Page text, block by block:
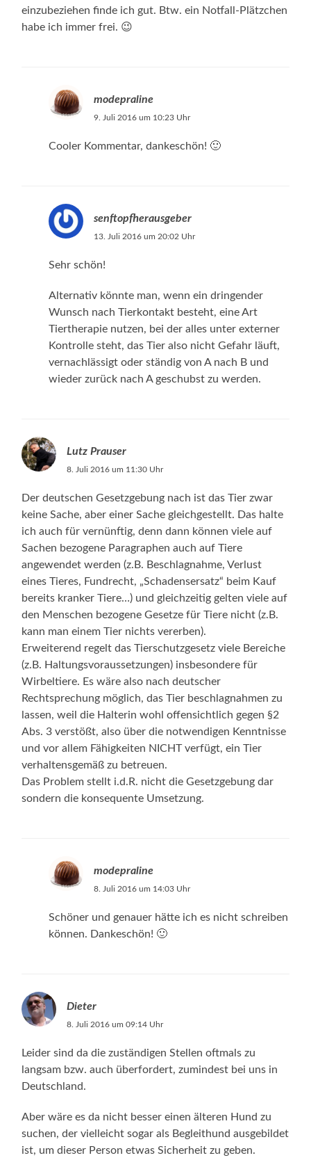
einzubeziehen finde ich gut. Btw. ein Notfall-Plätzchen
habe ich immer frei. 😉
modepraline
9. Juli 2016 um 10:23 Uhr
Cooler Kommentar, dankeschön! 🙂
senftopfherausgeber
13. Juli 2016 um 20:02 Uhr
Sehr schön!
Alternativ könnte man, wenn ein dringender
Wunsch nach Tierkontakt besteht, eine Art
Tiertherapie nutzen, bei der alles unter externer
Kontrolle steht, das Tier also nicht Gefahr läuft,
vernachlässigt oder ständig von A nach B und
wieder zurück nach A geschubst zu werden.
Lutz Prauser
8. Juli 2016 um 11:30 Uhr
Der deutschen Gesetzgebung nach ist das Tier zwar
keine Sache, aber einer Sache gleichgestellt. Das halte
ich auch für vernünftig, denn dann können viele auf
Sachen bezogene Paragraphen auch auf Tiere
angewendet werden (z.B. Beschlagnahme, Verlust
eines Tieres, Fundrecht, „Schadensersatz“ beim Kauf
bereits kranker Tiere…) und gleichzeitig gelten viele auf
den Menschen bezogene Gesetze für Tiere nicht (z.B.
kann man einem Tier nichts vererben).
Erweiterend regelt das Tierschutzgesetz viele Bereiche
(z.B. Haltungsvoraussetzungen) insbesondere für
Wirbeltiere. Es wäre also nach deutscher
Rechtsprechung möglich, das Tier beschlagnahmen zu
lassen, weil die Halterin wohl offensichtlich gegen §2
Abs. 3 verstößt, also über die notwendigen Kenntnisse
und vor allem Fähigkeiten NICHT verfügt, ein Tier
verhaltensgemäß zu betreuen.
Das Problem stellt i.d.R. nicht die Gesetzgebung dar
sondern die konsequente Umsetzung.
modepraline
8. Juli 2016 um 14:03 Uhr
Schöner und genauer hätte ich es nicht schreiben
können. Dankeschön! 🙂
Dieter
8. Juli 2016 um 09:14 Uhr
Leider sind da die zuständigen Stellen oftmals zu
langsam bzw. auch überfordert, zumindest bei uns in
Deutschland.
Aber wäre es da nicht besser einen älteren Hund zu
suchen, der vielleicht sogar als Begleithund ausgebildet
ist, um dieser Person etwas Sicherheit zu geben.